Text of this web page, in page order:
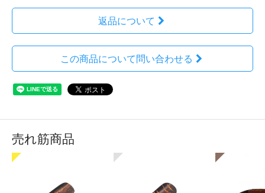
返品について
この商品について問い合わせる
売れ筋商品